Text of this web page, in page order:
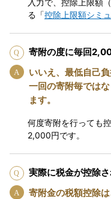
入力で、控除上限額
る「控除上限額シミ
寄附の度に毎回
いいえ、最低自己
一回の寄附毎では
ます。
何度寄附を行っても
2,000円です。
実際に税金が控除
寄附金の税額控除